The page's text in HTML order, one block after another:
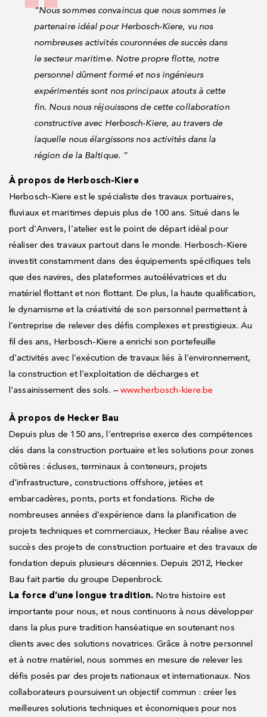
“Nous sommes convaincus que nous sommes le
partenaire idéal pour Herbosch-Kiere, vu nos
nombreuses activités couronnées de succès dans
le secteur maritime. Notre propre flotte, notre
personnel dûment formé et nos ingénieurs
expérimentés sont nos principaux atouts à cette
fin. Nous nous réjouissons de cette collaboration
constructive avec Herbosch-Kiere, au travers de
laquelle nous élargissons nos activités dans la
région de la Baltique. ”
À propos de Herbosch-Kiere
Herbosch-Kiere est le spécialiste des travaux portuaires,
fluviaux et maritimes depuis plus de 100 ans. Situé dans le
port d’Anvers, l’atelier est le point de départ idéal pour
réaliser des travaux partout dans le monde. Herbosch-Kiere
investit constamment dans des équipements spécifiques tels
que des navires, des plateformes autoélévatrices et du
matériel flottant et non flottant. De plus, la haute qualification,
le dynamisme et la créativité de son personnel permettent à
l’entreprise de relever des défis complexes et prestigieux. Au
fil des ans, Herbosch-Kiere a enrichi son portefeuille
d’activités avec l’exécution de travaux liés à l’environnement,
la construction et l’exploitation de décharges et
l’assainissement des sols. – www.herbosch-kiere.be
À propos de Hecker Bau
Depuis plus de 150 ans, l’entreprise exerce des compétences
clés dans la construction portuaire et les solutions pour zones
côtières : écluses, terminaux à conteneurs, projets
d’infrastructure, constructions offshore, jetées et
embarcadères, ponts, ports et fondations. Riche de
nombreuses années d’expérience dans la planification de
projets techniques et commerciaux, Hecker Bau réalise avec
succès des projets de construction portuaire et des travaux de
fondation depuis plusieurs décennies. Depuis 2012, Hecker
Bau fait partie du groupe Depenbrock.
La force d’une longue tradition. Notre histoire est
importante pour nous, et nous continuons à nous développer
dans la plus pure tradition hanséatique en soutenant nos
clients avec des solutions novatrices. Grâce à notre personnel
et à notre matériel, nous sommes en mesure de relever les
défis posés par des projets nationaux et internationaux. Nos
collaborateurs poursuivent un objectif commun : créer les
meilleures solutions techniques et économiques pour nos